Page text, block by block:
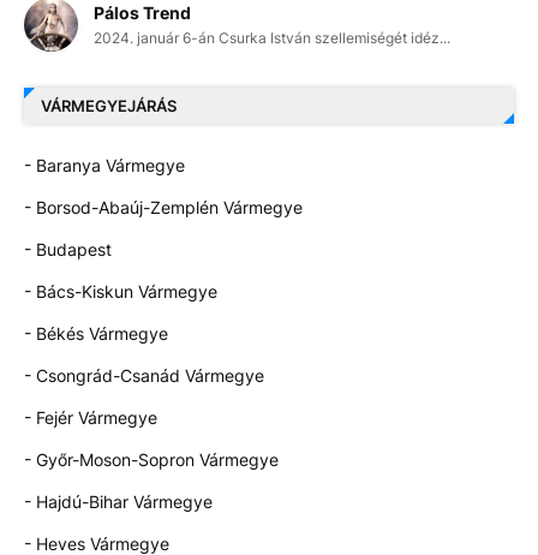
Pálos Trend
2024. január 6-án Csurka István szellemiségét idéz...
VÁRMEGYEJÁRÁS
- Baranya Vármegye
- Borsod-Abaúj-Zemplén Vármegye
- Budapest
- Bács-Kiskun Vármegye
- Békés Vármegye
- Csongrád-Csanád Vármegye
- Fejér Vármegye
- Győr-Moson-Sopron Vármegye
- Hajdú-Bihar Vármegye
- Heves Vármegye